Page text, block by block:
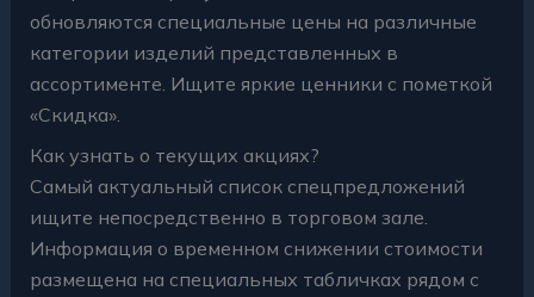
обновляются специальные цены на различные
категории изделий представленных в
ассортименте. Ищите яркие ценники с пометкой
«Скидка».
Как узнать о текущих акциях?
Самый актуальный список спецпредложений
ищите непосредственно в торговом зале.
Информация о временном снижении стоимости
размещена на специальных табличках рядом с